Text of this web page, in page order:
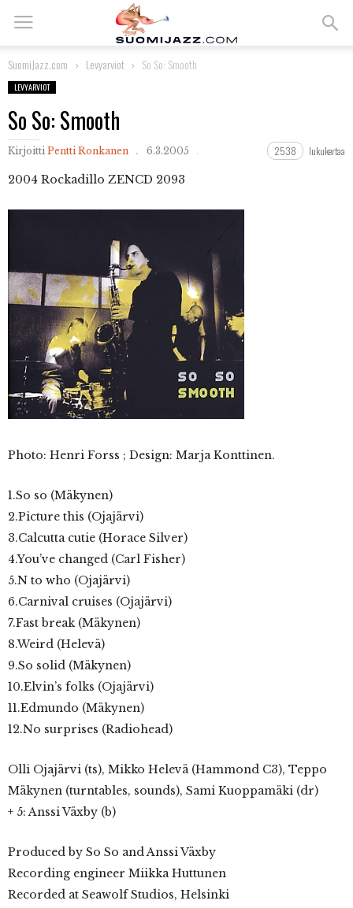
SuomiJazz.com Levyarviot So So: Smooth
LEVYARVIOT
So So: Smooth
Kirjoitti Pentti Ronkanen 6.3.2005 2538 lukukertaa
2004 Rockadillo ZENCD 2093
Photo: Henri Forss ; Design: Marja Konttinen.
1.So so (Mäkynen)
2.Picture this (Ojajärvi)
3.Calcutta cutie (Horace Silver)
4.You’ve changed (Carl Fisher)
5.N to who (Ojajärvi)
6.Carnival cruises (Ojajärvi)
7.Fast break (Mäkynen)
8.Weird (Helevä)
9.So solid (Mäkynen)
10.Elvin’s folks (Ojajärvi)
11.Edmundo (Mäkynen)
12.No surprises (Radiohead)
Olli Ojajärvi (ts), Mikko Helevä (Hammond C3), Teppo
Mäkynen (turntables, sounds), Sami Kuoppamäki (dr)
+ 5: Anssi Växby (b)
Produced by So So and Anssi Växby
Recording engineer Miikka Huttunen
Recorded at Seawolf Studios, Helsinki